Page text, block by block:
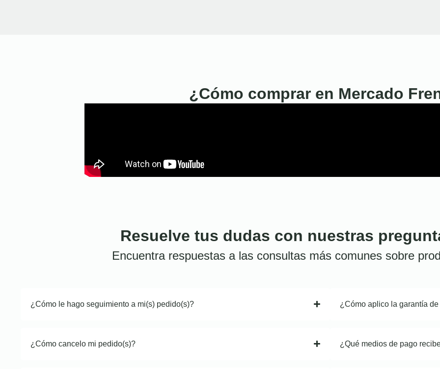
¿Cómo comprar en Mercado
Resuelve tus dudas con nuestras
Encuentra respuestas a las consultas más comunes sobre
¿Cómo le hago seguimiento a mi(s) pedido(s)?
¿Cómo cancelo mi pedido(s)?
¿Cómo aplico la garantía
¿Qué medios de pago